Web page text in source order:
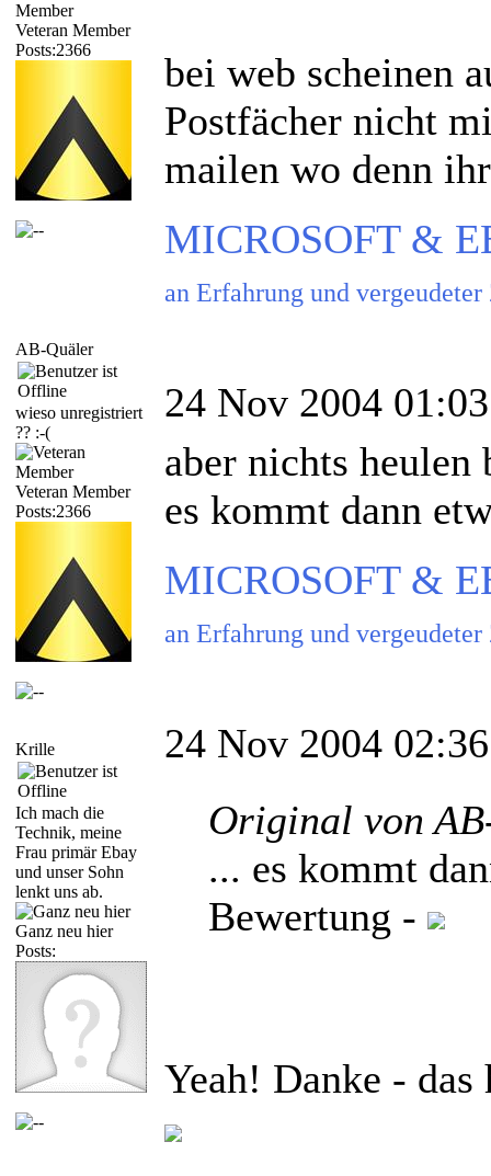
Veteran Member
Posts:2366
bei web scheinen
Postfächer nicht
mailen wo denn
MICROSOFT &
an Erfahrung und
AB-Quäler
wieso unregistriert
?? :-(
Veteran Member
Posts:2366
24 Nov 2004 01:03
aber nichts heulen
es kommt dann
MICROSOFT &
an Erfahrung und
Krille
Ich mach die
Technik, meine
Frau primär Ebay
und unser Sohn
lenkt uns ab.
Ganz neu hier
Posts:
24 Nov 2004 02:36
Original von
... es kommt
Bewertung -
Yeah! Danke -